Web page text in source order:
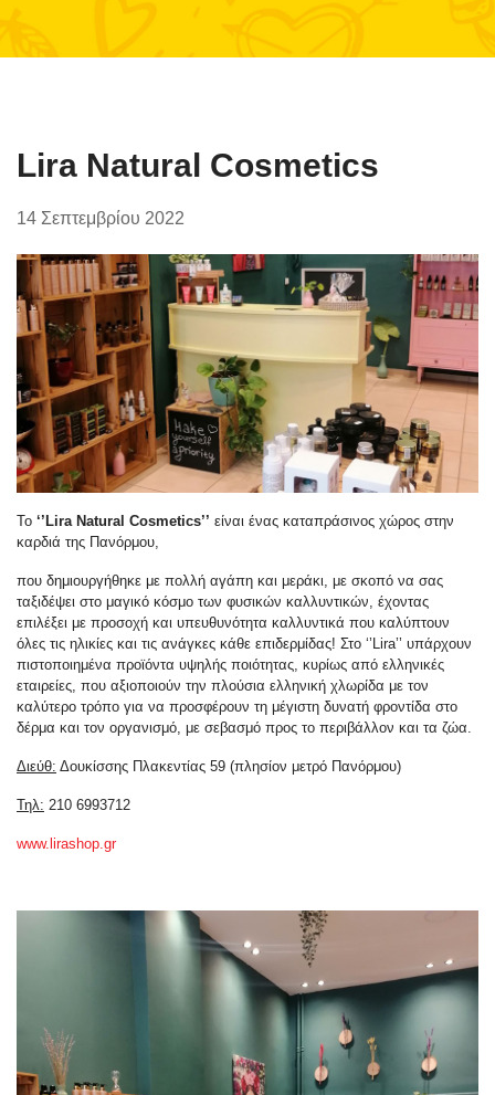
Lira Natural Cosmetics
14 Σεπτεμβρίου 2022
Το ‘’Lira Natural Cosmetics’’ είναι ένας καταπράσινος χώρος στην
καρδιά της Πανόρμου,
που δημιουργήθηκε με πολλή αγάπη και μεράκι, με σκοπό να σας
ταξιδέψει στο μαγικό κόσμο των φυσικών καλλυντικών, έχοντας
επιλέξει με προσοχή και υπευθυνότητα καλλυντικά που καλύπτουν
όλες τις ηλικίες και τις ανάγκες κάθε επιδερμίδας! Στο ‘’Lira’’ υπάρχουν
πιστοποιημένα προϊόντα υψηλής ποιότητας, κυρίως από ελληνικές
εταιρείες, που αξιοποιούν την πλούσια ελληνική χλωρίδα με τον
καλύτερο τρόπο για να προσφέρουν τη μέγιστη δυνατή φροντίδα στο
δέρμα και τον οργανισμό, με σεβασμό προς το περιβάλλον και τα ζώα.
Διεύθ: Δουκίσσης Πλακεντίας 59 (πλησίον μετρό Πανόρμου)
Τηλ: 210 6993712
www.lirashop.gr